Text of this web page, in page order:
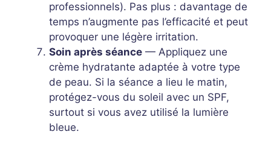
professionnels). Pas plus : davantage de
temps n’augmente pas l’efficacité et peut
provoquer une légère irritation.
Soin après séance — Appliquez une
crème hydratante adaptée à votre type
de peau. Si la séance a lieu le matin,
protégez-vous du soleil avec un SPF,
surtout si vous avez utilisé la lumière
bleue.